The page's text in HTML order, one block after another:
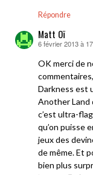
Répondre
Matt Oï
dit :
6 février 2013 à
OK merci de
Darkness est
Another Land
c’est ultra-
qu’on puisse
jeux des
de même. Et
bien plus